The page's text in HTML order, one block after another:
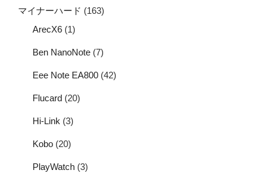
マイナーハード (163)
ArecX6 (1)
Ben NanoNote (7)
Eee Note EA800 (42)
Flucard (20)
Hi-Link (3)
Kobo (20)
PlayWatch (3)